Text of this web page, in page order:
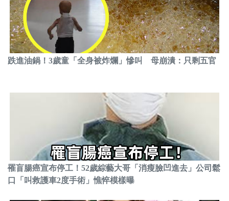
跌進油鍋！3歲童「全身被炸爛」慘叫 母崩潰：只剩五官
罹盲腸癌宣布停工！52歲綜藝大哥「消瘦臉凹進去」公司鬆
口「叫救護車2度手術」憔悴模樣曝